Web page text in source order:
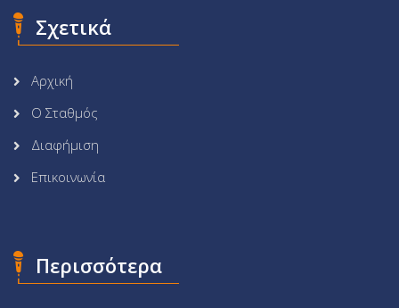
Σχετικά
Αρχική
Ο Σταθμός
Διαφήμιση
Επικοινωνία
Περισσότερα